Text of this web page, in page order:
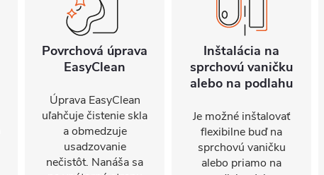
Povrchová úprava
EasyClean
Úprava EasyClean
uľahčuje čistenie skla
a obmedzuje
usadzovanie
nečistôt. Nanáša sa
Inštalácia na
sprchovú vaničku
alebo na podlahu
Je možné inštalovať
flexibilne buď na
sprchovú vaničku
alebo priamo na